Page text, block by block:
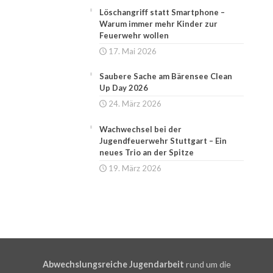
Löschangriff statt Smartphone –
Warum immer mehr Kinder zur
Feuerwehr wollen
17. Mai 2026
Saubere Sache am Bärensee Clean
Up Day 2026
24. März 2026
Wachwechsel bei der
Jugendfeuerwehr Stuttgart – Ein
neues Trio an der Spitze
19. März 2026
Abwechslungsreiche Jugendarbeit rund um die